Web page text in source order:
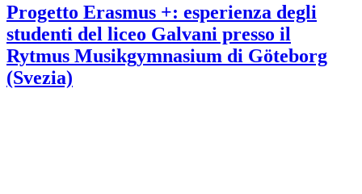
Progetto Erasmus +: esperienza degli
studenti del liceo Galvani presso il
Rytmus Musikgymnasium di Göteborg
(Svezia)